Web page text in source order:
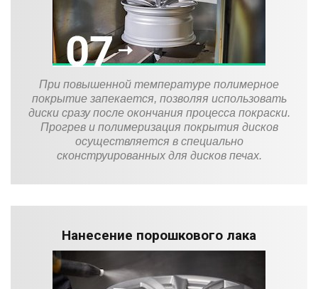
При повышенной температуре полимерное
покрытие запекается, позволяя использовать
диски сразу после окончания процесса покраски.
Прогрев и полимеризация покрытия дисков
осуществляется в специально
сконструированных для дисков печах.
Нанесение порошкового лака